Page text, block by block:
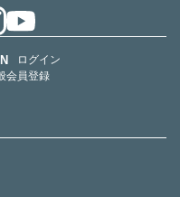
ログイン
会員登録